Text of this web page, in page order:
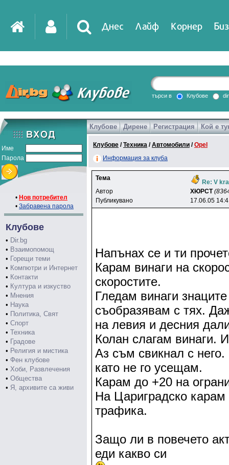
Днес Лайф Корнер
DirTV Impressio
Games
търси в Клубове
Име
Парола
• Нов потребител
• Забравена парола
Клубове
• Dir.bg
• Взаимопомощ
• Горещи теми
• Компютри и Интернет
• Контакти
• Култура и изкуство
• Мнения
• Наука
• Политика, Свят
• Спорт
• Техника
• Градове
• Религия и мистика
• Фен клубове
• Хоби, Развлечения
• Общества
• Я, архивите са живи
Клубове Дирене Регистрация Кой е
Клубове /Техника /Автомобили /Opel
Информация за клуба
Тема
Re: V
Автор
XЮPCT
Публикувано
17.06.05
Напънах се и ти
Карам винаги на
скоростите.
Гледам винаги
съобразявам с тях.
на левия и десния
Колан слагам винаги.
Аз съм свикнал с
като не го усещам.
Карам до +20 на
На Цариградско карам
трафика.
Защо ли в повечето
еди какво си